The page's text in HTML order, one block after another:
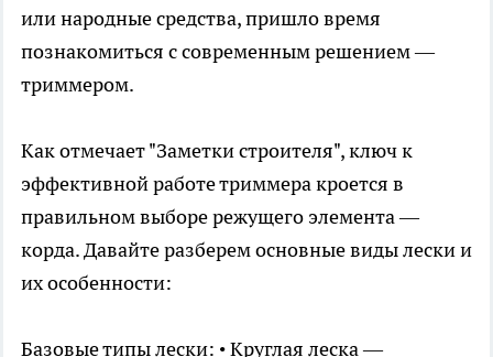
или народные средства, пришло время
познакомиться с современным решением —
триммером.
Как отмечает "Заметки строителя", ключ к
эффективной работе триммера кроется в
правильном выборе режущего элемента —
корда. Давайте разберем основные виды лески и
их особенности:
Базовые типы лески: • Круглая леска —